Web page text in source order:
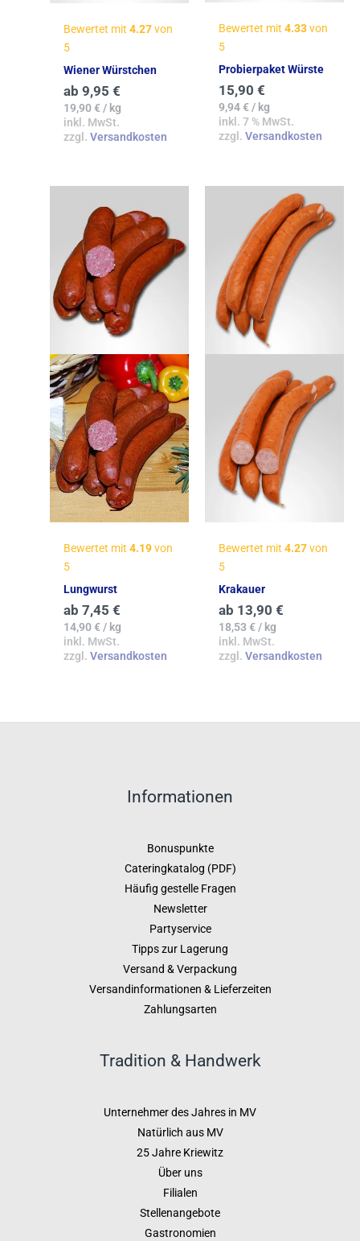
Bewertet mit 4.27von
5
Wiener Würstchen
ab 9,95 €
19,90€/ kg
inkl. MwSt.
zzgl. Versandkosten
Bewertet mit 4.33von
5
Probierpaket Würste
15,90 €
9,94€/ kg
inkl. 7 % MwSt.
zzgl. Versandkosten
Bewertet mit 4.19von
5
Lungwurst
ab 7,45 €
14,90€/ kg
inkl. MwSt.
zzgl. Versandkosten
Bewertet mit 4.27von
5
Krakauer
ab 13,90 €
18,53 €/ kg
inkl. MwSt.
zzgl. Versandkosten
Informationen
Bonuspunkte
Cateringkatalog (PDF)
Häufig gestelle Fragen
Newsletter
Partyservice
Tipps zur Lagerung
Versand & Verpackung
Versandinformationen & Lieferzeiten
Zahlungsarten
Tradition & Handwerk
Unternehmer des Jahres in MV
Natürlich aus MV
25 Jahre Kriewitz
Über uns
Filialen
Stellenangebote
Gastronomien